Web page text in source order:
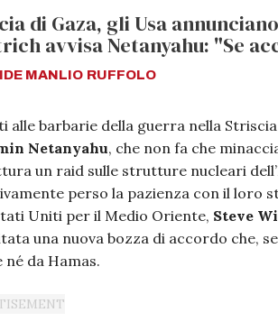
di Gaza, gli Usa
avvisa Netanyahu: "Se
MANLIO RUFFOLO
alle barbarie della guerra nella
Netanyahu, che non fa che
un raid sulle strutture nucleari
perso la pazienza con il loro
Uniti per il Medio Oriente, Steve
una nuova bozza di accordo che,
né da Hamas.